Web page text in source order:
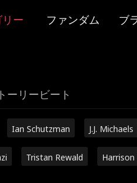
ー ファンダム ブ
ーリービート
Ian Schutzman J.J. Michaels
Tristan Rewald